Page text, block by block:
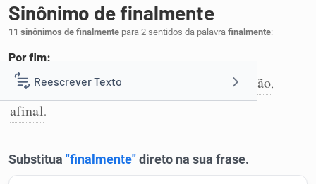
Reescrever Texto
Resumir Texto
Corrigir Texto
Sinônimo de finalmente
11 sinônimos de finalmente para 2 sentidos da palavra finalmente:
Por fim:
1 por último,por fim em conclusão,
afinal.